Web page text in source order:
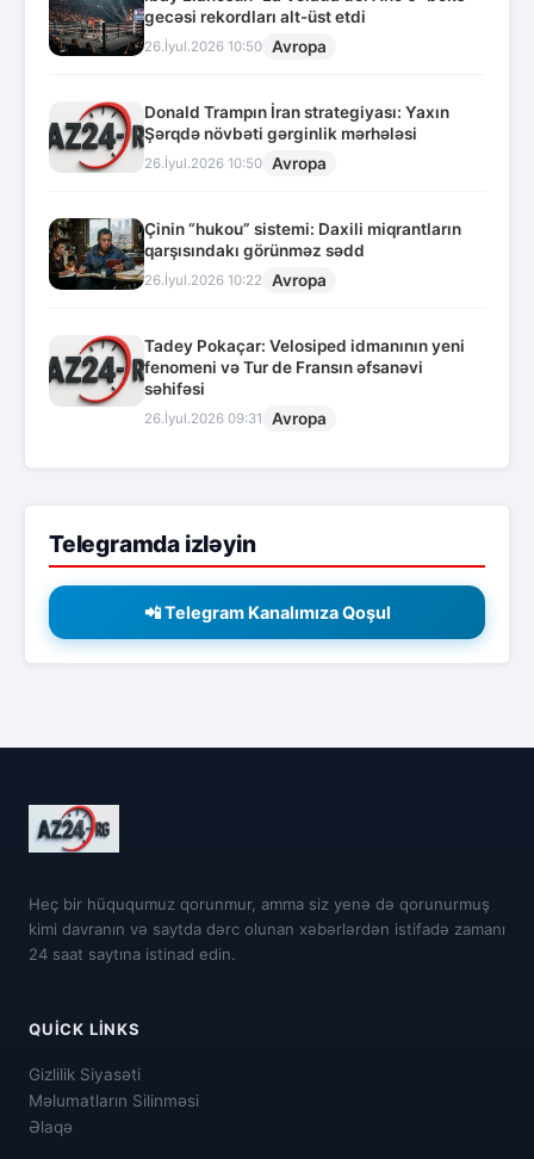
gecəsi rekordları alt-üst etdi
26.İyul.2026 10:50 Avropa
Donald Trampın İran strategiyası: Yaxın
Şərqdə növbəti gərginlik mərhələsi
26.İyul.2026 10:50 Avropa
Çinin “hukou” sistemi: Daxili miqrantların
qarşısındakı görünməz sədd
26.İyul.2026 10:22 Avropa
Tadey Pokaçar: Velosiped idmanının yeni
fenomeni və Tur de Fransın əfsanəvi
səhifəsi
26.İyul.2026 09:31 Avropa
Telegramda izləyin
📲 Telegram Kanalımıza Qoşul
Heç bir hüququmuz qorunmur, amma siz yenə də qorunurmuş
kimi davranın və saytda dərc olunan xəbərlərdən istifadə zamanı
24 saat saytına istinad edin.
QUICK LINKS
Gizlilik Siyasəti
Məlumatların Silinməsi
Əlaqə